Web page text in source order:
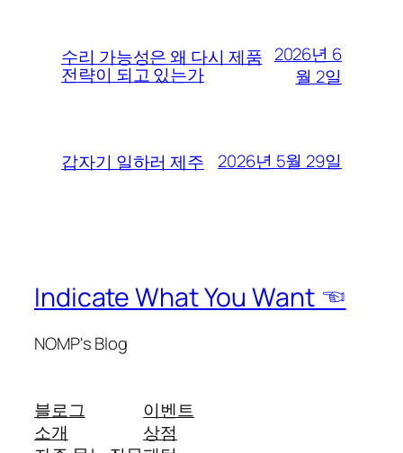
수리 가능성은 왜 다시 제품
전략이 되고 있는가
2026년 6
월 2일
갑자기 일하러 제주 2026년 5월 29일
Indicate What You Want ☜
NOMP's Blog
블로그
소개
이벤트
상점